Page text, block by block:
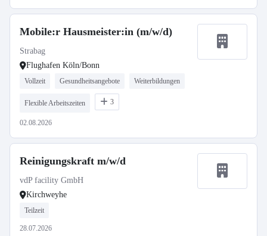
Mobile:r Hausmeister:in (m/w/d)
Strabag
Flughafen Köln/Bonn
Vollzeit Gesundheitsangebote Weiterbildungen
Flexible Arbeitszeiten 3
02.08.2026
Reinigungskraft m/w/d
vdP facility GmbH
Kirchweyhe
Teilzeit
28.07.2026